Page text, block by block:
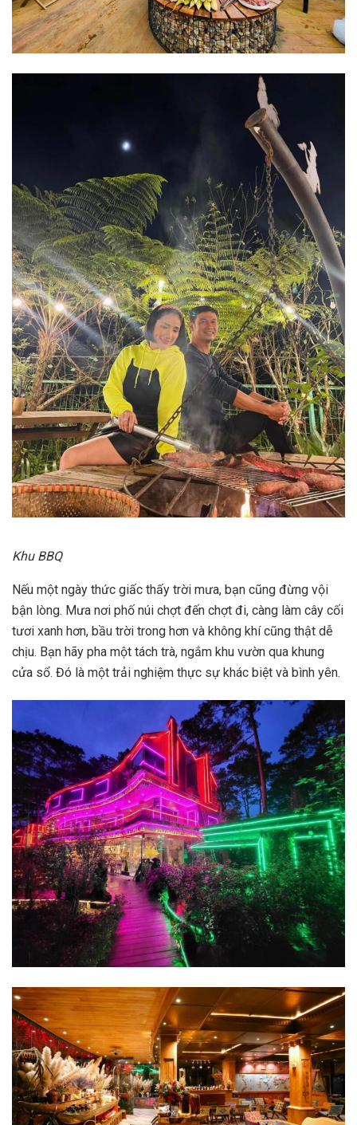
Khu BBQ
Nếu một ngày thức giấc thấy trời mưa, bạn cũng đừng vội
bận lòng. Mưa nơi phố núi chợt đến chợt đi, càng làm cây cối
tươi xanh hơn, bầu trời trong hơn và không khí cũng thật dễ
chịu. Bạn hãy pha một tách trà, ngắm khu vườn qua khung
cửa sổ. Đó là một trải nghiệm thực sự khác biệt và bình yên.